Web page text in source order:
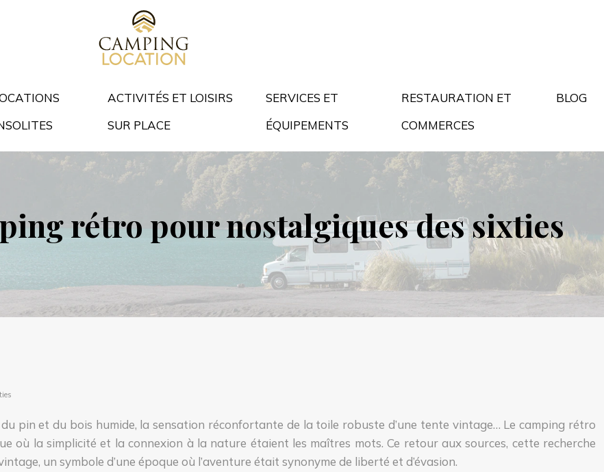
ACTIVITÉS ET LOISIRS
SUR PLACE
SERVICES ET
ÉQUIPEMENTS
RESTAURATION ET
COMMERCES
BLOG
rétro pour nostalgiques des sixties
pin et du bois humide, la sensation réconfortante de la toile robuste d’une tente vintage… Le camping rétro
où la simplicité et la connexion à la nature étaient les maîtres mots. Ce retour aux sources, cette recherche
un symbole d’une époque où l’aventure était synonyme de liberté et d’évasion.